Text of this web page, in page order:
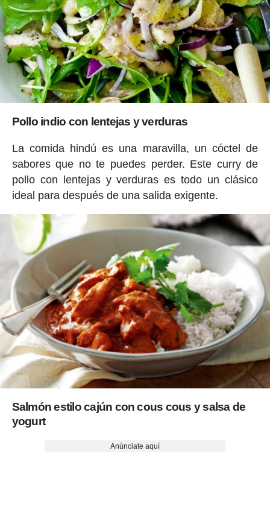
Pollo indio con lentejas y verduras
La comida hindú es una maravilla, un cóctel de
sabores que no te puedes perder. Este curry de
pollo con lentejas y verduras es todo un clásico
ideal para después de una salida exigente.
Salmón estilo cajún con cous cous y salsa de
yogurt
Anúnciate aquí